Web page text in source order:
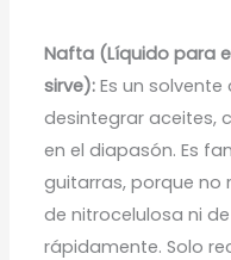
Nafta (Líquido para
sirve): Es un
desintegrar aceites,
en el diapasón. Es
guitarras, porque
de nitrocelulosa ni
rápidamente. Solo